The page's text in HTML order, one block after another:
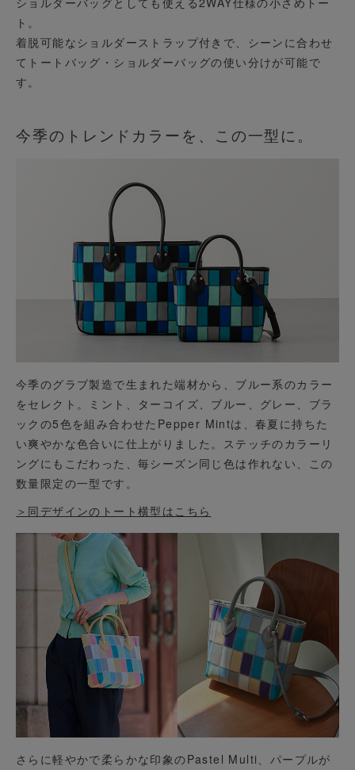
ト。
着脱可能なショルダーストラップ付きで、シーンに合わせ
てトートバッグ・ショルダーバッグの使い分けが可能で
す。
今季のトレンドカラーを、この一型に。
今季のグラブ製造で生まれた端材から、ブルー系のカラー
をセレクト。ミント、ターコイズ、ブルー、グレー、ブラ
ックの5色を組み合わせたPepper Mintは、春夏に持ちた
い爽やかな色合いに仕上がりました。ステッチのカラーリ
ングにもこだわった、毎シーズン同じ色は作れない、この
数量限定の一型です。
＞同デザインのトート横型はこちら
さらに軽やかで柔らかな印象のPastel Multi、パープルが